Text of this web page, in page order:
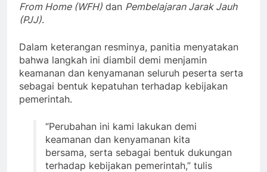
From Home (WFH) dan Pembelajaran Jarak Jauh
(PJJ).
Dalam keterangan resminya, panitia menyatakan
bahwa langkah ini diambil demi menjamin
keamanan dan kenyamanan seluruh peserta serta
sebagai bentuk kepatuhan terhadap kebijakan
pemerintah.
“Perubahan ini kami lakukan demi
keamanan dan kenyamanan kita
bersama, serta sebagai bentuk dukungan
terhadap kebijakan pemerintah,” tulis